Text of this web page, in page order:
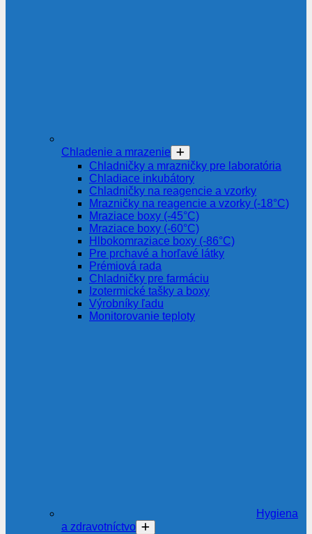
Chladenie a mrazenie
Chladničky a mrazničky pre laboratória
Chladiace inkubátory
Chladničky na reagencie a vzorky
Mrazničky na reagencie a vzorky (-18°C)
Mraziace boxy (-45°C)
Mraziace boxy (-60°C)
Hlbokomraziace boxy (-86°C)
Pre prchavé a horľavé látky
Prémiová rada
Chladničky pre farmáciu
Izotermické tašky a boxy
Výrobníky ľadu
Monitorovanie teploty
Hygiena
a zdravotníctvo